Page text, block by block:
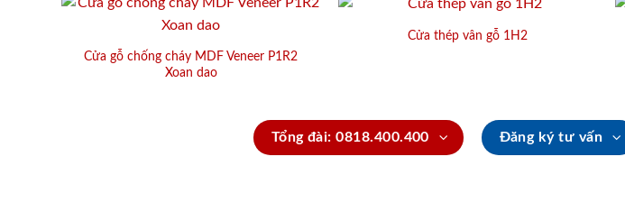
Cửa gỗ chống cháy MDF Veneer P1R2
Xoan dao
Cửa thép vân gỗ 1H2
Tổng đài: 0818.400.400 Đăng ký tư vấn